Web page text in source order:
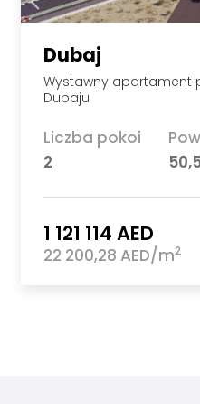
Dubaj
Wystawny apartament
Dubaju
Liczba pokoi
2
1 121 114 AED
22 200,28 AED/m2